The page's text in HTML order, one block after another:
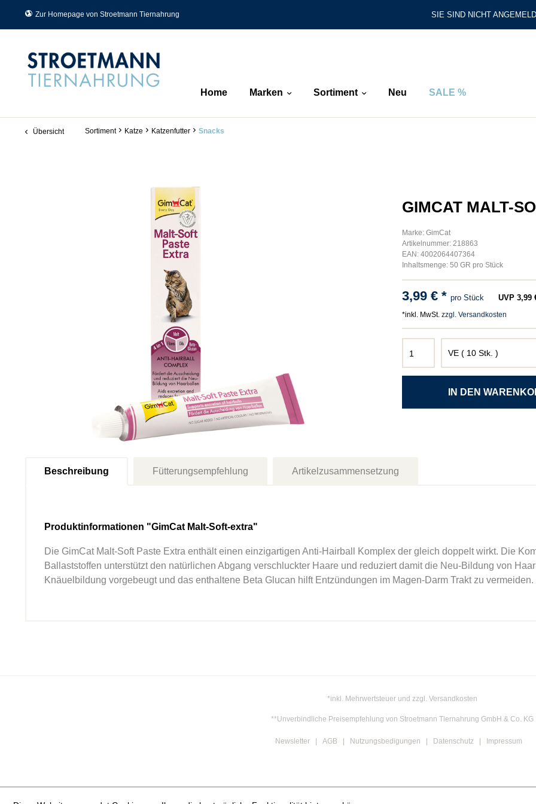
Zur Homepage von Stroetmann Tiernahrung SIE SIND NICHT
Home Marken Sortiment Neu SALE %
Übersicht Sortiment Katze Katzenfutter Snacks
GIMCAT MALT-
Marke: GimCat
Artikelnummer: 218863
EAN: 4002064407364
Inhaltsmenge: 50 GR pro Stück
3,99 € * pro Stück UVP 3,99
*inkl. MwSt. zzgl. Versandkosten
Beschreibung Fütterungsempfehlung Artikelzusammensetzung
Produktinformationen "GimCat Malt-Soft-extra"
Die GimCat Malt-Soft Paste Extra enthält einen einzigartigen Anti-Hairball Komplex der gleich doppelt wirkt. Die
Ballaststoffen unterstützt den natürlichen Abgang verschluckter Haare und reduziert damit die Neu-Bildung von
Knäuelbildung vorgebeugt und das enthaltene Beta Glucan hilft Entzündungen im Magen-Darm Trakt zu vermeiden.
*inkl. Mehrwertsteuer und zzgl. Versandkosten
**Unverbindliche Preisempfehlung von Stroetmann Tiernahrung GmbH & Co. KG
Newsletter AGB Nutzungsbedigungen Datenschutz Impressum